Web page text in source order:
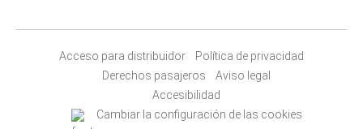
Acceso para distribuidor
Política de privacidad
Derechos pasajeros
Aviso legal
Accesibilidad
Cambiar la configuración de las cookies